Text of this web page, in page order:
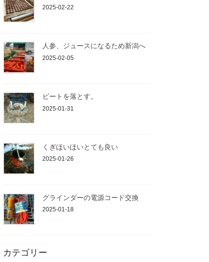
2025-02-22
人参、ジュースになるため新潟へ
2025-02-05
ビートを落とす。
2025-01-31
くぎほいほいとても良い
2025-01-26
グラインダーの電源コード交換
2025-01-18
カテゴリー